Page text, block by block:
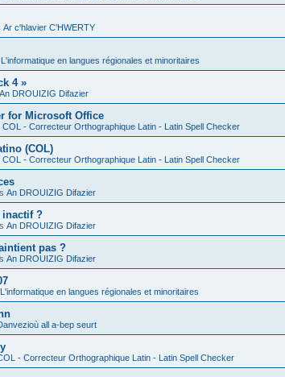
Ar c'hlavier C'HWERTY
L'informatique en langues régionales et minoritaires
4 »
An DROUIZIG Difazier
for Microsoft Office
COL - Correcteur Orthographique Latin - Latin Spell Checker
(COL)
COL - Correcteur Orthographique Latin - Latin Spell Checker
An DROUIZIG Difazier
inactif ?
An DROUIZIG Difazier
pas ?
An DROUIZIG Difazier
L'informatique en langues régionales et minoritaires
all a-bep seurt
- Correcteur Orthographique Latin - Latin Spell Checker